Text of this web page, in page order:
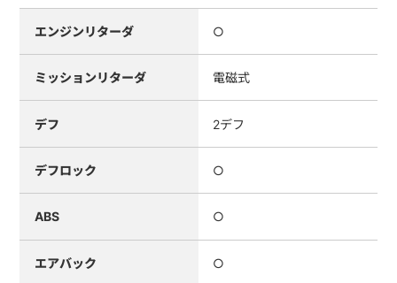
エンジンリターダ ○
ミッションリターダ 電磁式
デフ 2デフ
デフロック ○
ABS ○
エアバック ○